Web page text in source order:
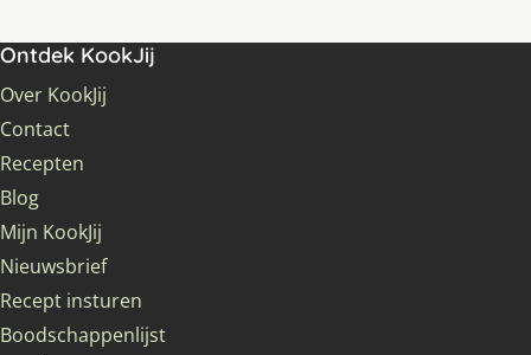
Ontdek KookJij
Over KookJij
Contact
Recepten
Blog
Mijn KookJij
Nieuwsbrief
Recept insturen
Boodschappenlijst